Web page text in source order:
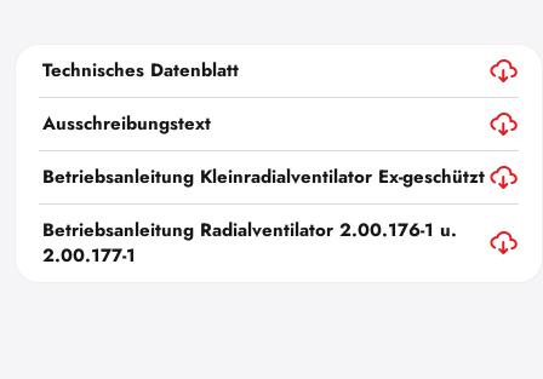
Technisches Datenblatt
Ausschreibungstext
Betriebsanleitung Kleinradialventilator Ex-geschützt
Betriebsanleitung Radialventilator 2.00.176-1 u.
2.00.177-1